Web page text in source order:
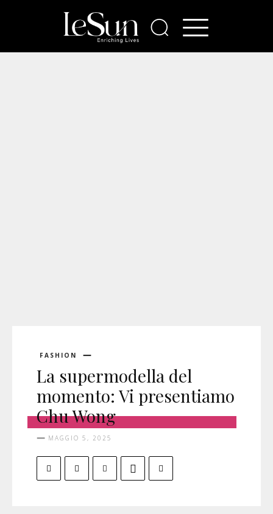
FASHION
La supermodella del
momento: Vi presentiamo
Chu Wong
MAGGIO 5, 2025